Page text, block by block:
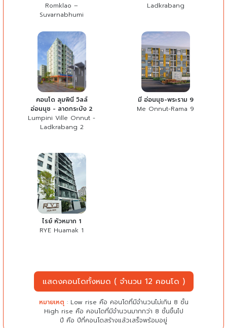
Romklao –
Suvarnabhumi
Ladkrabang
คอนโด ลุมพินี วิลล์
อ่อนนุช - ลาดกระบัง 2
Lumpini Ville Onnut -
Ladkrabang 2
มี อ่อนนุช-พระราม 9
Me Onnut-Rama 9
ไรย์ หัวหมาก 1
RYE Huamak 1
แสดงคอนโดทั้งหมด ( จำนวน 12 คอนโด )
หมายเหตุ : Low rise คือ คอนโดที่มีจำนวนไม่เกิน 8 ชั้น
High rise คือ คอนโดที่มีจำนวนมากกว่า 8 ชั้นขึ้นไป
ปี คือ ปีที่คอนโดสร้างแล้วเสร็จพร้อมอยู่